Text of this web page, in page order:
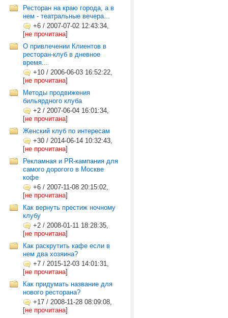
Ресторан на краю города, а в
нем - театральные вечера...
+6 / 2007-07-02 12:43:34,
[не прочитана]
О привлечении Клиентов в
ресторан-клуб в дневное
время...
+10 / 2006-06-03 16:52:22,
[не прочитана]
Методы продвижения
бильярдного клуба
+2 / 2007-06-04 16:01:34,
[не прочитана]
Женский клуб по интересам
+30 / 2014-06-14 10:32:43,
[не прочитана]
Рекламная и PR-кампания для
самого дорогого в Москве
кофе
+6 / 2007-11-08 20:15:02,
[не прочитана]
Как вернуть престиж ночному
клубу
+2 / 2008-01-11 18:28:35,
[не прочитана]
Как раскрутить кафе если в
нем два хозяина?
+7 / 2015-12-03 14:01:31,
[не прочитана]
Как придумать название для
нового ресторана?
+17 / 2008-11-28 08:09:08,
[не прочитана]